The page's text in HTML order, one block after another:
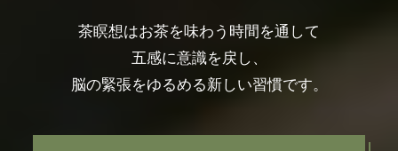
茶瞑想はお茶を味わう時間を通して
五感に意識を戻し、
脳の緊張をゆるめる新しい習慣です。